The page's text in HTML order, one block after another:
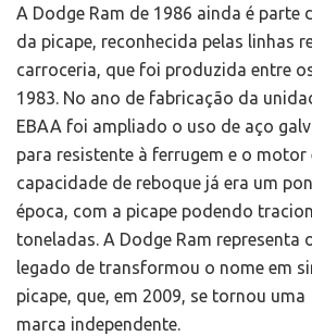
A Dodge Ram de 1986 ainda é parte
da picape, reconhecida pelas linhas
carroceria, que foi produzida entre
1983. No ano de fabricação da
EBAA foi ampliado o uso de aço
para resistente à ferrugem e o motor
capacidade de reboque já era um
época, com a picape podendo
toneladas. A Dodge Ram representa
legado de transformou o nome em
picape, que, em 2009, se tornou uma
marca independente.